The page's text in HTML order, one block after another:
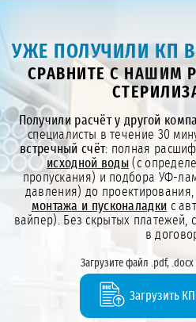
УЖЕ ПОЛУЧИЛИ КП
СРАВНИТЕ С НАШИМ
Получили расчёт у другой
специалисты в течение 30
встречный счёт: полная
исходной воды (с
пропускания) и подбора УФ-
давления) до проектирования,
монтажа и пусконаладки с
вайпер). Без скрытых платежей,
в
Загрузите файл .pdf,
Загрузить